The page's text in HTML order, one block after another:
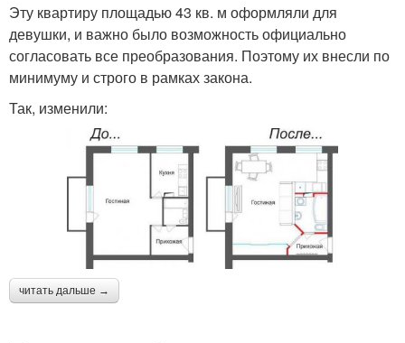
Эту квартиру площадью 43 кв. м оформляли для
девушки, и важно было возможность официально
согласовать все преобразования. Поэтому их внесли по
минимуму и строго в рамках закона.
Так, изменили:
читать дальше →